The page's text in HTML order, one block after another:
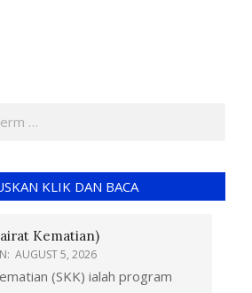
KLIK DAN BACA
Kematian)
AUGUST 5, 2026
(SKK) ialah program